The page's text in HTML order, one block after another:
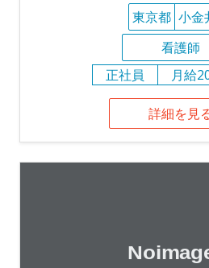
東京都 小金
看護師
正社員
月給
詳細を見